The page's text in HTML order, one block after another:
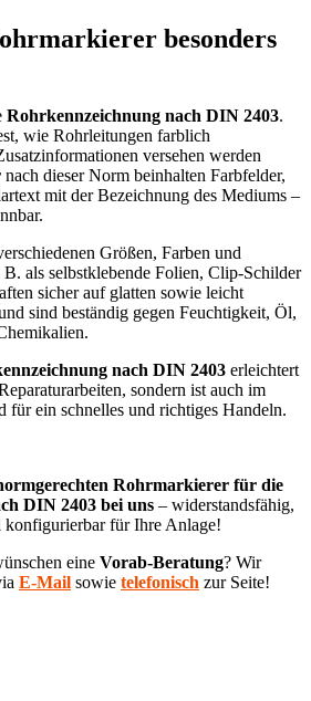
besonders
Rohrkennzeichnung nach DIN 2403.
wie Rohrleitungen farblich
versehen werden
nach dieser Norm beinhalten Farbfelder,
mit der Bezeichnung des Mediums –
Größen, Farben und
als selbstklebende Folien, Clip-Schilder
sicher auf glatten sowie leicht
sind beständig gegen Feuchtigkeit, Öl,
nach DIN 2403 erleichtert
sondern ist auch im
für ein schnelles und richtiges Handeln.
Rohrmarkierer für die
DIN 2403 bei uns – widerstandsfähig,
für Ihre Anlage!
eine Vorab-Beratung? Wir
E-Mail sowie telefonisch zur Seite!